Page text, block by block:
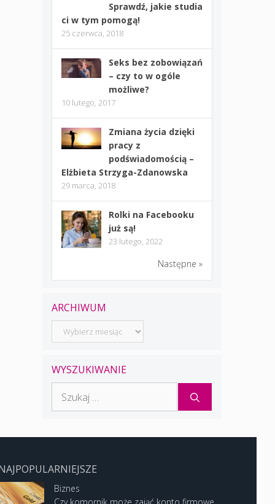
Sprawdź, jakie studia
ci w tym pomogą!
25 czerwca, 2018
Seks bez zobowiązań
– czy to w ogóle
możliwe?
10 lutego, 2017
Zmiana życia dzięki
pracy z
podświadomością –
Elżbieta Strzyga-Zdanowska
29 marca, 2018
Rolki na Facebooku
już są!
23 lutego, 2022
Następne »
ARCHIWUM
Archiwum
WYSZUKIWANIE
Biznes